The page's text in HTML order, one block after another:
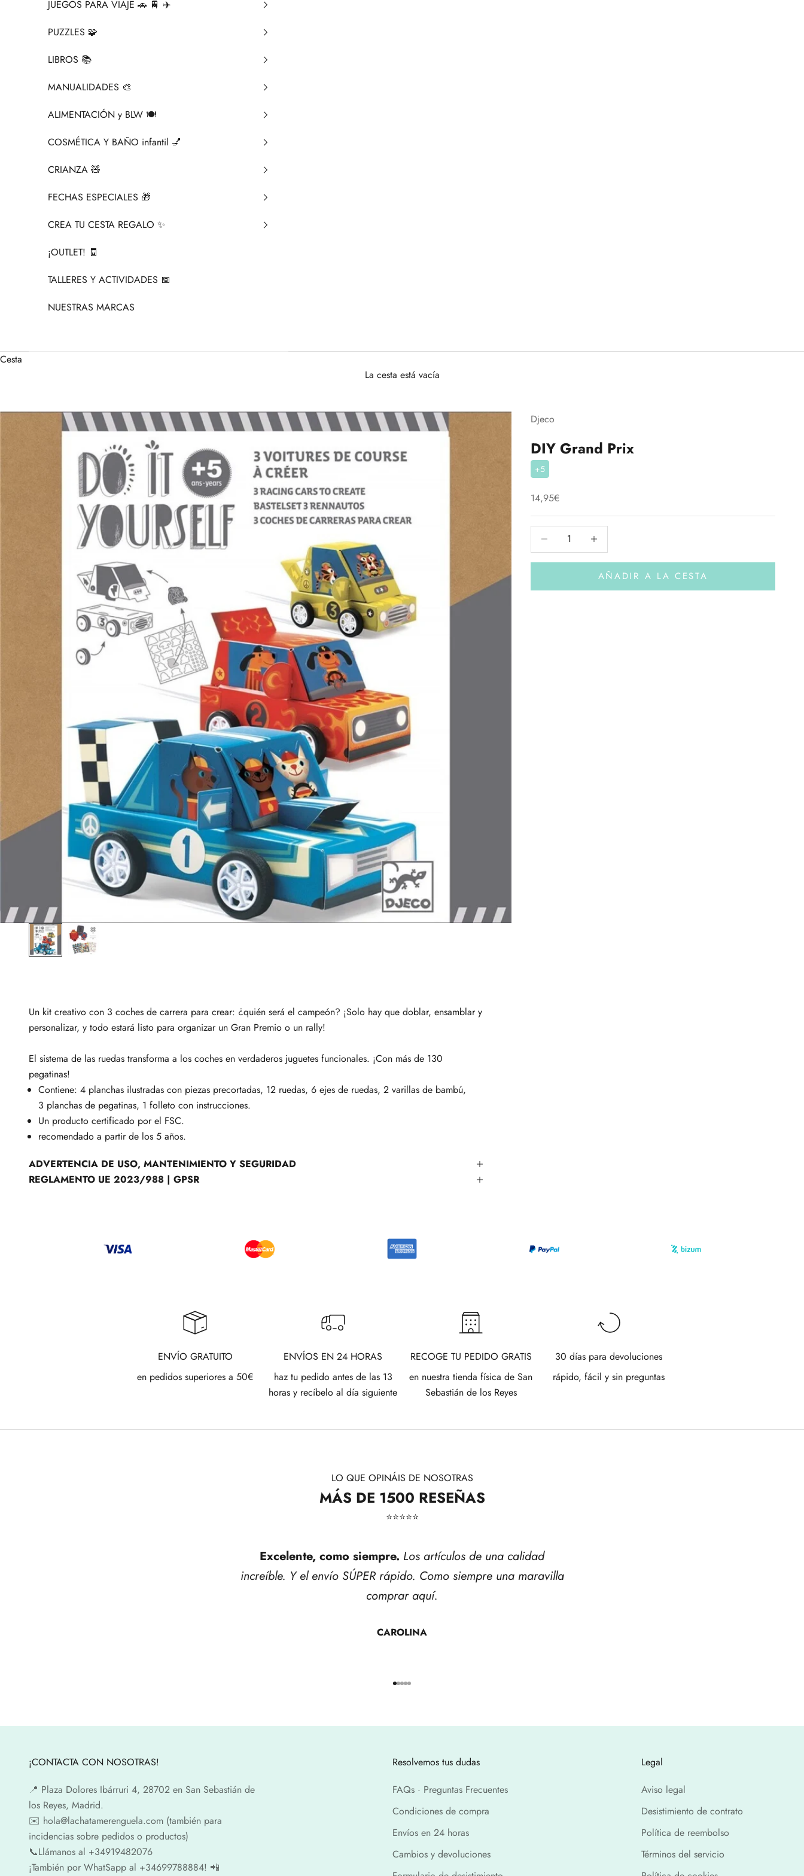
JUEGOS PARA VIAJE 🚗 🚆 ✈️
PUZZLES 🧩
LIBROS 📚​
MANUALIDADES 🎨​
ALIMENTACIÓN y BLW 🍽️
COSMÉTICA Y BAÑO infantil 💅
CRIANZA ​🧸​
FECHAS ESPECIALES 🎁
CREA TU CESTA REGALO ✨
¡OUTLET! 🧾
TALLERES Y ACTIVIDADES 📅
NUESTRAS MARCAS
Cesta
La cesta está vacía
Djeco
DIY Grand Prix
+5
Precio de oferta
14,95€
Reducir cantidadAumentar cantidad
AÑADIR A LA CESTA
Un kit creativo con 3 coches de carrera para crear: ¿quién será el campeón? ¡Solo hay que doblar, ensamblar y
personalizar, y todo estará listo para organizar un Gran Premio o un rally!
El sistema de las ruedas transforma a los coches en verdaderos juguetes funcionales. ¡Con más de 130
pegatinas!
Contiene: 4 planchas ilustradas con piezas precortadas, 12 ruedas, 6 ejes de ruedas, 2 varillas de bambú,
3 planchas de pegatinas, 1 folleto con instrucciones.
Un producto certificado por el FSC.
recomendado a partir de los 5 años.
ADVERTENCIA DE USO, MANTENIMIENTO Y SEGURIDAD
REGLAMENTO UE 2023/988 | GPSR
ENVÍO GRATUITO
en pedidos superiores a 50€
ENVÍOS EN 24 HORAS
haz tu pedido antes de las 13
horas y recíbelo al día siguiente
RECOGE TU PEDIDO GRATIS
en nuestra tienda física de San
Sebastián de los Reyes
30 días para devoluciones
rápido, fácil y sin preguntas
LO QUE OPINÁIS DE NOSOTRAS
MÁS DE 1500 RESEÑAS
⭐​⭐​⭐​⭐​⭐​
Excelente, como siempre. Los artículos de una calidad
increíble. Y el envío SÚPER rápido. Como siempre una maravilla
comprar aquí.
CAROLINA
Ir al artículo 1
Ir al artículo 2
Ir al artículo 3
Ir al artículo 4
Ir al artículo 5
¡CONTACTA CON NOSOTRAS!
📍​ Plaza Dolores Ibárruri 4, 28702 en San Sebastián de
los Reyes, Madrid.
✉️​ hola@lachatamerenguela.com (también para
incidencias sobre pedidos o productos)
📞​​Llámanos al +34919482076
¡También por WhatSapp al +34699788884! 📲
Resolvemos tus dudas
FAQs · Preguntas Frecuentes
Condiciones de compra
Envíos en 24 horas
Cambios y devoluciones
Legal
Aviso legal
Desistimiento de contrato
Política de reembolso
Términos del servicio